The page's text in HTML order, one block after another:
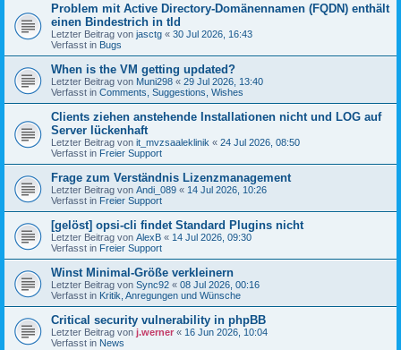
Problem mit Active Directory-Domänennamen (FQDN) enthält
einen Bindestrich in tld
Letzter Beitrag von jasctg « 30 Jul 2026, 16:43
Verfasst in Bugs
When is the VM getting updated?
Letzter Beitrag von Muni298 « 29 Jul 2026, 13:40
Verfasst in Comments, Suggestions, Wishes
Clients ziehen anstehende Installationen nicht und LOG auf
Server lückenhaft
Letzter Beitrag von it_mvzsaaleklinik « 24 Jul 2026, 08:50
Verfasst in Freier Support
Frage zum Verständnis Lizenzmanagement
Letzter Beitrag von Andi_089 « 14 Jul 2026, 10:26
Verfasst in Freier Support
[gelöst] opsi-cli findet Standard Plugins nicht
Letzter Beitrag von AlexB « 14 Jul 2026, 09:30
Verfasst in Freier Support
Winst Minimal-Größe verkleinern
Letzter Beitrag von Sync92 « 08 Jul 2026, 00:16
Verfasst in Kritik, Anregungen und Wünsche
Critical security vulnerability in phpBB
Letzter Beitrag von j.werner « 16 Jun 2026, 10:04
Verfasst in News